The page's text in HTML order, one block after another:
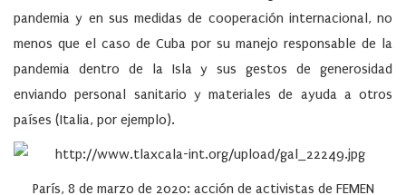
pandemia y en sus medidas de cooperación internacional, no
menos que el caso de Cuba por su manejo responsable de la
pandemia dentro de la Isla y sus gestos de generosidad
enviando personal sanitario y materiales de ayuda a otros
países (Italia, por ejemplo).
París, 8 de marzo de 2020: acción de activistas de FEMEN